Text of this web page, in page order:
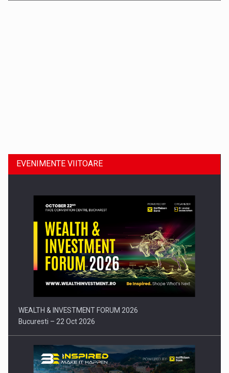
Comunicat de presa: Joburile part-time reincep sa intre pe…
EVENIMENTE VIITOARE
WEALTH & INVESTMENT FORUM 2026
Bucuresti – 22 Oct 2026